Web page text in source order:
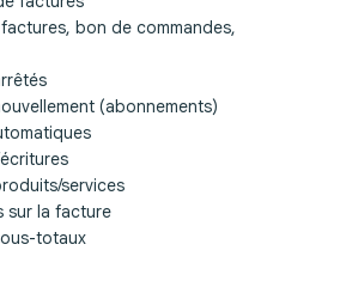
bon de commandes,
(abonnements)
services
sur la facture
totaux